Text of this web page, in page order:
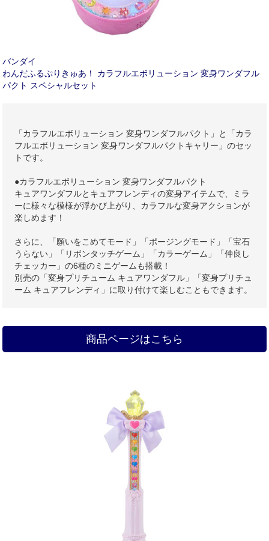
バンダイ
わんだふるぷりきゅあ！ カラフルエボリューション 変身ワンダフル
パクト スペシャルセット
「カラフルエボリューション 変身ワンダフルパクト」と「カラ
フルエボリューション 変身ワンダフルパクトキャリー」のセッ
トです。
●カラフルエボリューション 変身ワンダフルパクト
キュアワンダフルとキュアフレンディの変身アイテムで、ミラ
ーに様々な模様が浮かび上がり、カラフルな変身アクションが
楽しめます！
さらに、「願いをこめてモード」「ポージングモード」「宝石
うらない」「リボンタッチゲーム」「カラーゲーム」「仲良し
チェッカー」の6種のミニゲームも搭載！
別売の「変身プリチューム キュアワンダフル」「変身プリチュ
ーム キュアフレンディ」に取り付けて楽しむこともできます。
商品ページはこちら